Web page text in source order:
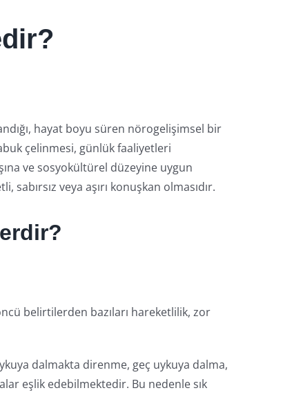
hayat boyu süren nörogelişimsel bir
çelinmesi, günlük faaliyetleri
ve sosyokültürel düzeyine uygun
veya aşırı konuşkan olmasıdır.
belirtilerden bazıları hareketlilik, zor
dalmakta direnme, geç uykuya dalma,
eşlik edebilmektedir. Bu nedenle sık